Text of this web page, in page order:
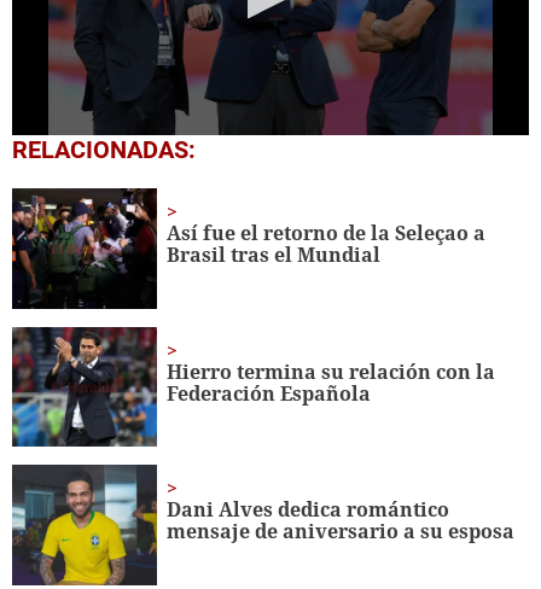
0
seconds
2
minutes,
9
seconds
RELACIONADAS:
Así fue el retorno de la Seleçao a
Brasil tras el Mundial
Hierro termina su relación con la
Federación Española
Dani Alves dedica romántico
mensaje de aniversario a su esposa